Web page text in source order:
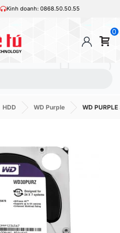
Kinh doanh: 0868.50.50.55
0
HDD WD Purple WD